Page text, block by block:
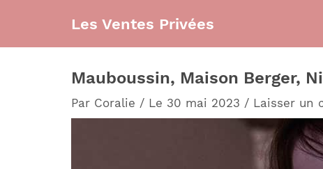
contenu
Les Ventes Privées
Mauboussin, Maison Berger,
Par Coralie / Le 30 mai 2023 / Laisser un